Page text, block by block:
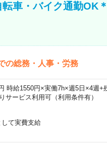
車・バイク通勤OK
の総務・人事・労務
時給1550円×実働7h×週5日×4週
ービス利用可（利用条件有）
て実費支給